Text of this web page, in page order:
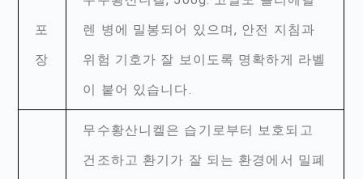
포
장
렌 병에 밀봉되어 있으며, 안전 지침과
위험 기호가 잘 보이도록 명확하게 라벨
이 붙어 있습니다.
무수황산니켈은 습기로부터 보호되고
건조하고 환기가 잘 되는 환경에서 밀폐